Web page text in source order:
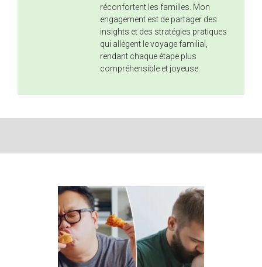
réconfortent les familles. Mon
engagement est de partager des
insights et des stratégies pratiques
qui allègent le voyage familial,
rendant chaque étape plus
compréhensible et joyeuse.